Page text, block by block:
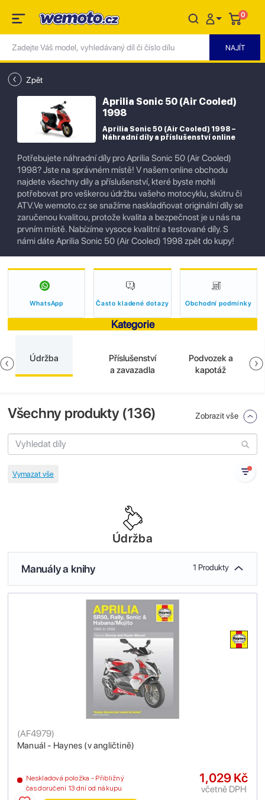
0
Zpět
Aprilia Sonic 50 (Air Cooled)
1998
Aprilia Sonic 50 (Air Cooled) 1998 –
Náhradní díly a příslušenství online
Potřebujete náhradní díly pro Aprilia Sonic 50 (Air Cooled)
1998? Jste na správném místě! V našem online obchodu
najdete všechny díly a příslušenství, které byste mohli
potřebovat pro veškerou údržbu vašeho motocyklu, skútru či
ATV.Ve wemoto.cz se snažíme naskladňovat originální díly se
zaručenou kvalitou, protože kvalita a bezpečnost je u nás na
prvním místě. Nabízíme vysoce kvalitní a testované díly. S
námi dáte Aprilia Sonic 50 (Air Cooled) 1998 zpět do kupy!
WhatsApp Často kladené dotazy Obchodní podmínky
Kategorie
Údržba
Příslušenství
a zavazadla
Podvozek a
kapotáž
Všechny produkty (136) Zobrazit vše
Údržba
Manuály a knihy 1 Produkty
Manuál - Haynes (v angličtině)
(AF4979)
Neskladová položka - Přibližný
čas doručení 13 dní od nákupu
1,029 Kč
včetně DPH